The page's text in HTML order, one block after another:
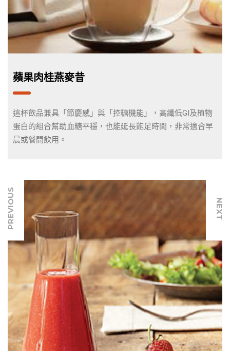
蘋果肉桂燕麥昔
這杯飲品兼具「節慶感」與「控糖機能」，高纖低GI及植物
蛋白的組合幫助血糖平穩，也能延長飽足時間，非常適合早
晨或餐間飲用。
PREVIOUS NEXT